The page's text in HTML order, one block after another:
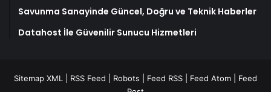
Savunma Sanayinde Güncel, Doğru ve Teknik Haberler
Datahost İle Güvenilir Sunucu Hizmetleri
Sitemap XML RSS Feed Robots Feed RSS Feed Atom
Feed